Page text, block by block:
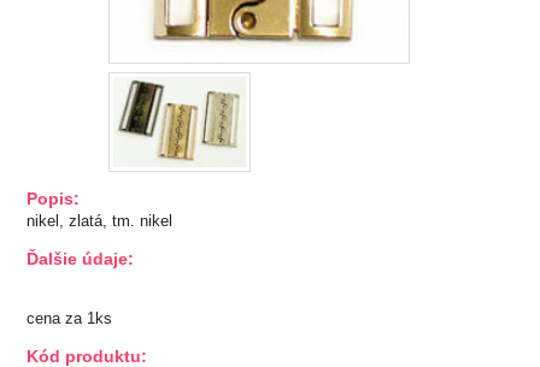
TIPY NA DARČEKY
Bižutérny kútik
Burda strihy
Dekorácie
Popis:
nikel, zlatá, tm. nikel
Ďalšie údaje:
cena za 1ks
Kód produktu: